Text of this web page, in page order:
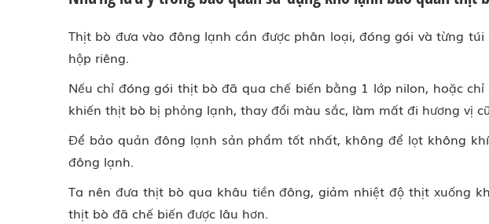
Thịt bò đưa vào đông lạnh cần được phân loại, đóng gói và từng
hộp riêng.
Nếu chỉ đóng gói thịt bò đã qua chế biến bằng 1 lớp nilon, hoặc
khiến thịt bò bị phỏng lạnh, thay đổi màu sắc, làm mất đi hương vị
Để bảo quản đông lạnh sản phẩm tốt nhất, không để lọt không
đông lạnh.
Ta nên đưa thịt bò qua khâu tiền đông, giảm nhiệt độ thịt xuống
thịt bò đã chế biến được lâu hơn.